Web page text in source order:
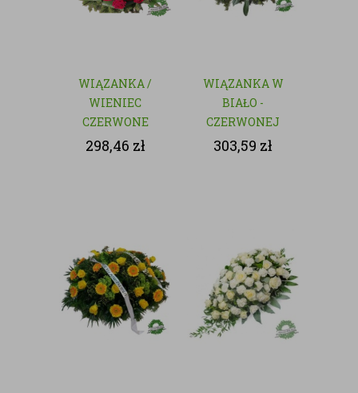
WIĄZANKA /
WIENIEC
CZERWONE
RÓŻE - KWIATY
298,46 zł
WIĄZANKA W
BIAŁO -
CZERWONEJ
KOLORYSTYCE
303,59 zł